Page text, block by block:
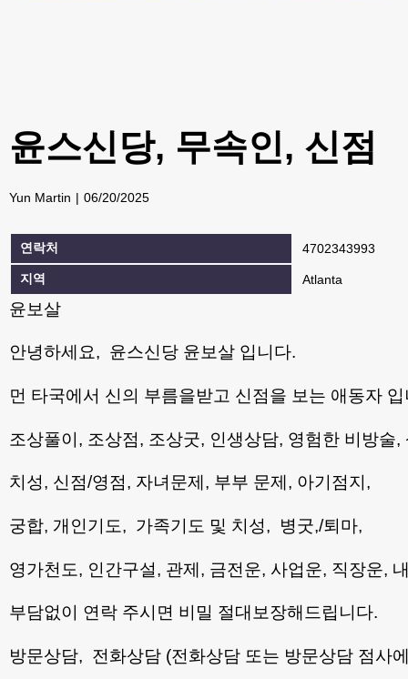
윤스신당, 무속인, 신점
Yun Martin 06/20/2025
연락처 4702343993
지역 Atlanta
윤보살
안녕하세요, 윤스신당 윤보살 입니다.
먼 타국에서 신의 부름을받고 신점을 보는 애동자
조상풀이, 조상점, 조상굿, 인생상담, 영험한 비방술
치성, 신점/영점, 자녀문제, 부부 문제, 아기점지,
궁합, 개인기도, 가족기도 및 치성, 병굿,/퇴마,
영가천도, 인간구설, 관제, 금전운, 사업운, 직장운,
부담없이 연락 주시면 비밀 절대보장해드립니다.
방문상담, 전화상담 (전화상담 또는 방문상담 점사